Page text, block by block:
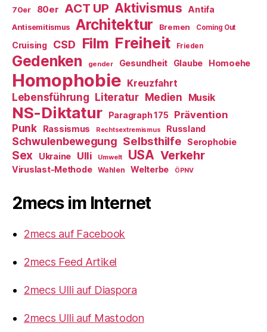
70er 80er ACT UP Aktivismus Antifa
Antisemitismus Architektur Bremen Coming Out
Cruising CSD Film Freiheit Frieden
Gedenken gender Gesundheit Glaube Homoehe
Homophobie Kreuzfahrt
Lebensführung Literatur Medien Musik
NS-Diktatur Paragraph 175
Prävention
Punk
Rassismus Rechtsextremismus Russland
Schwulenbewegung Selbsthilfe Serophobie
Sex Ukraine Ulli Umwelt USA Verkehr
Viruslast-Methode Wahlen Welterbe ÖPNV
2mecs im Internet
2mecs auf Facebook
2mecs Feed Artikel
2mecs Ulli auf Diaspora
2mecs Ulli auf Mastodon